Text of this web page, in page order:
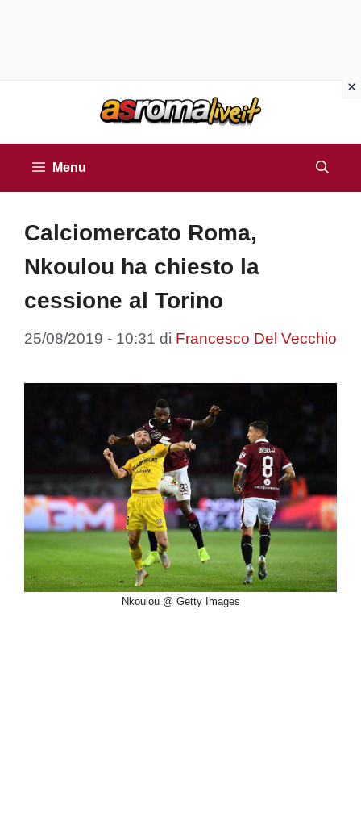
Menu
Calciomercato Roma,
Nkoulou ha chiesto la
cessione al Torino
25/08/2019 - 10:31 di Francesco Del Vecchio
Nkoulou @ Getty Images